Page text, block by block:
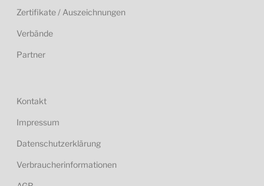
Zertifikate / Auszeichnungen
Verbände
Partner
Kontakt
Impressum
Datenschutzerklärung
Verbraucherinformationen